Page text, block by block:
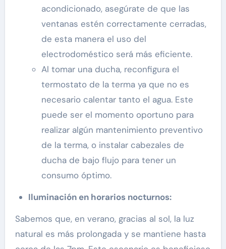
acondicionado, asegúrate de que las
ventanas estén correctamente cerradas,
de esta manera el uso del
electrodoméstico será más eficiente.
Al tomar una ducha, reconfigura el
termostato de la terma ya que no es
necesario calentar tanto el agua. Este
puede ser el momento oportuno para
realizar algún mantenimiento preventivo
de la terma, o instalar cabezales de
ducha de bajo flujo para tener un
consumo óptimo.
Iluminación en horarios nocturnos:
Sabemos que, en verano, gracias al sol, la luz
natural es más prolongada y se mantiene hasta